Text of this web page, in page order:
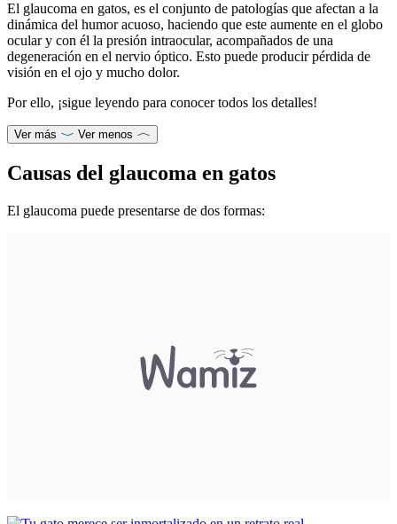
El glaucoma en gatos, es el conjunto de patologías que afectan a la
dinámica del humor acuoso, haciendo que este aumente en el globo
ocular y con él la presión intraocular, acompañados de una
degeneración en el nervio óptico. Esto puede producir pérdida de
visión en el ojo y mucho dolor.
Por ello, ¡sigue leyendo para conocer todos los detalles!
Ver más Ver menos
Causas del glaucoma en gatos
El glaucoma puede presentarse de dos formas: